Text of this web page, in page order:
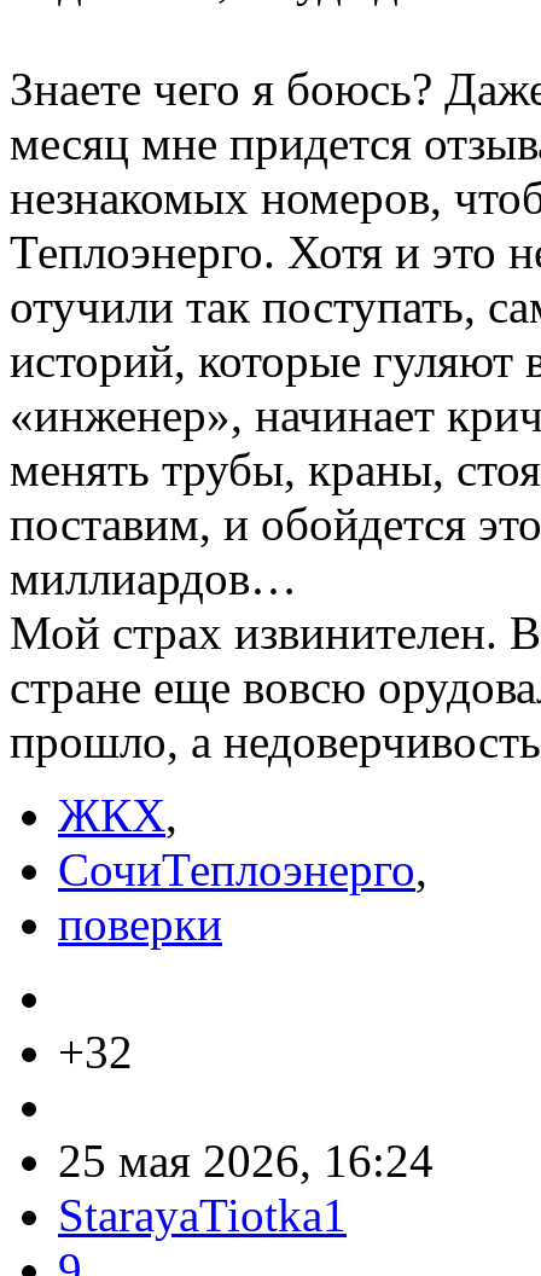
Знаете чего я боюсь?
месяц мне придется
незнакомых номеров,
Теплоэнерго. Хотя и это
отучили так поступать,
историй, которые гуляют
«инженер», начинает
менять трубы, краны,
поставим, и обойдется
миллиардов…
Мой страх извинителен.
стране еще вовсю
прошло, а
ЖКХ,
СочиТеплоэнерго,
поверки
+32
25 мая 2026, 16:24
StarayaTiotka1